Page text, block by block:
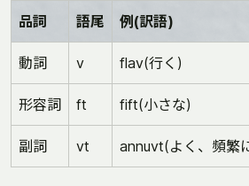
品詞 語尾 例(訳語)
動詞 v flav(行く)
形容詞 ft fift(小さな)
副詞 vt annuvt(よく、頻繁